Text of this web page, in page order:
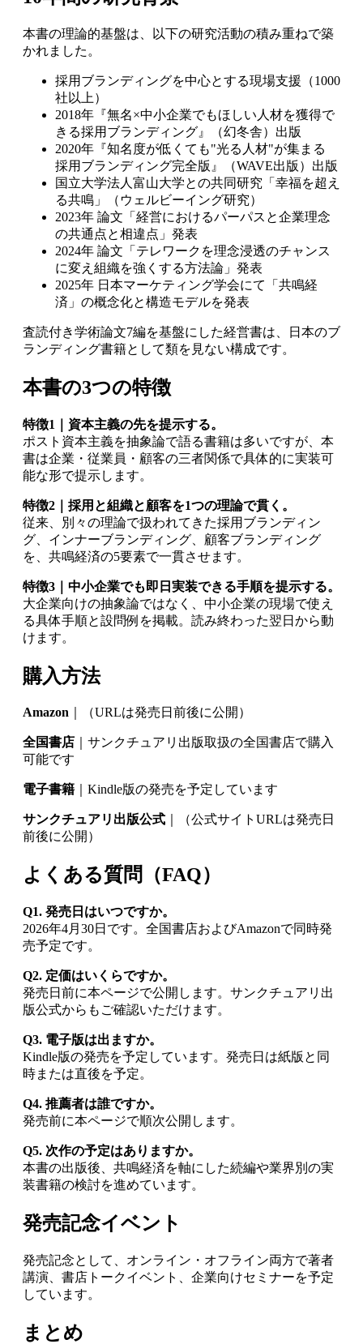
本書の理論的基盤は、以下の研究活動の積み重ねで築
かれました。
採用ブランディングを中心とする現場支援（1000
社以上）
2018年『無名×中小企業でもほしい人材を獲得で
きる採用ブランディング』（幻冬舎）出版
2020年『知名度が低くても"光る人材"が集まる
採用ブランディング完全版』（WAVE出版）出版
国立大学法人富山大学との共同研究「幸福を超え
る共鳴」（ウェルビーイング研究）
2023年 論文「経営におけるパーパスと企業理念
の共通点と相違点」発表
2024年 論文「テレワークを理念浸透のチャンス
に変え組織を強くする方法論」発表
2025年 日本マーケティング学会にて「共鳴経
済」の概念化と構造モデルを発表
査読付き学術論文7編を基盤にした経営書は、日本のブ
ランディング書籍として類を見ない構成です。
本書の3つの特徴
特徴1｜資本主義の先を提示する。
ポスト資本主義を抽象論で語る書籍は多いですが、本
書は企業・従業員・顧客の三者関係で具体的に実装可
能な形で提示します。
特徴2｜採用と組織と顧客を1つの理論で貫く。
従来、別々の理論で扱われてきた採用ブランディン
グ、インナーブランディング、顧客ブランディング
を、共鳴経済の5要素で一貫させます。
特徴3｜中小企業でも即日実装できる手順を提示する。
大企業向けの抽象論ではなく、中小企業の現場で使え
る具体手順と設問例を掲載。読み終わった翌日から動
けます。
購入方法
Amazon ｜（URLは発売日前後に公開）
全国書店 ｜サンクチュアリ出版取扱の全国書店で購入
可能です
電子書籍 ｜Kindle版の発売を予定しています
サンクチュアリ出版公式 ｜（公式サイトURLは発売日
前後に公開）
よくある質問（FAQ）
Q1. 発売日はいつですか。
2026年4月30日です。全国書店およびAmazonで同時発
売予定です。
Q2. 定価はいくらですか。
発売日前に本ページで公開します。サンクチュアリ出
版公式からもご確認いただけます。
Q3. 電子版は出ますか。
Kindle版の発売を予定しています。発売日は紙版と同
時または直後を予定。
Q4. 推薦者は誰ですか。
発売前に本ページで順次公開します。
Q5. 次作の予定はありますか。
本書の出版後、共鳴経済を軸にした続編や業界別の実
装書籍の検討を進めています。
発売記念イベント
発売記念として、オンライン・オフライン両方で著者
講演、書店トークイベント、企業向けセミナーを予定
しています。
まとめ